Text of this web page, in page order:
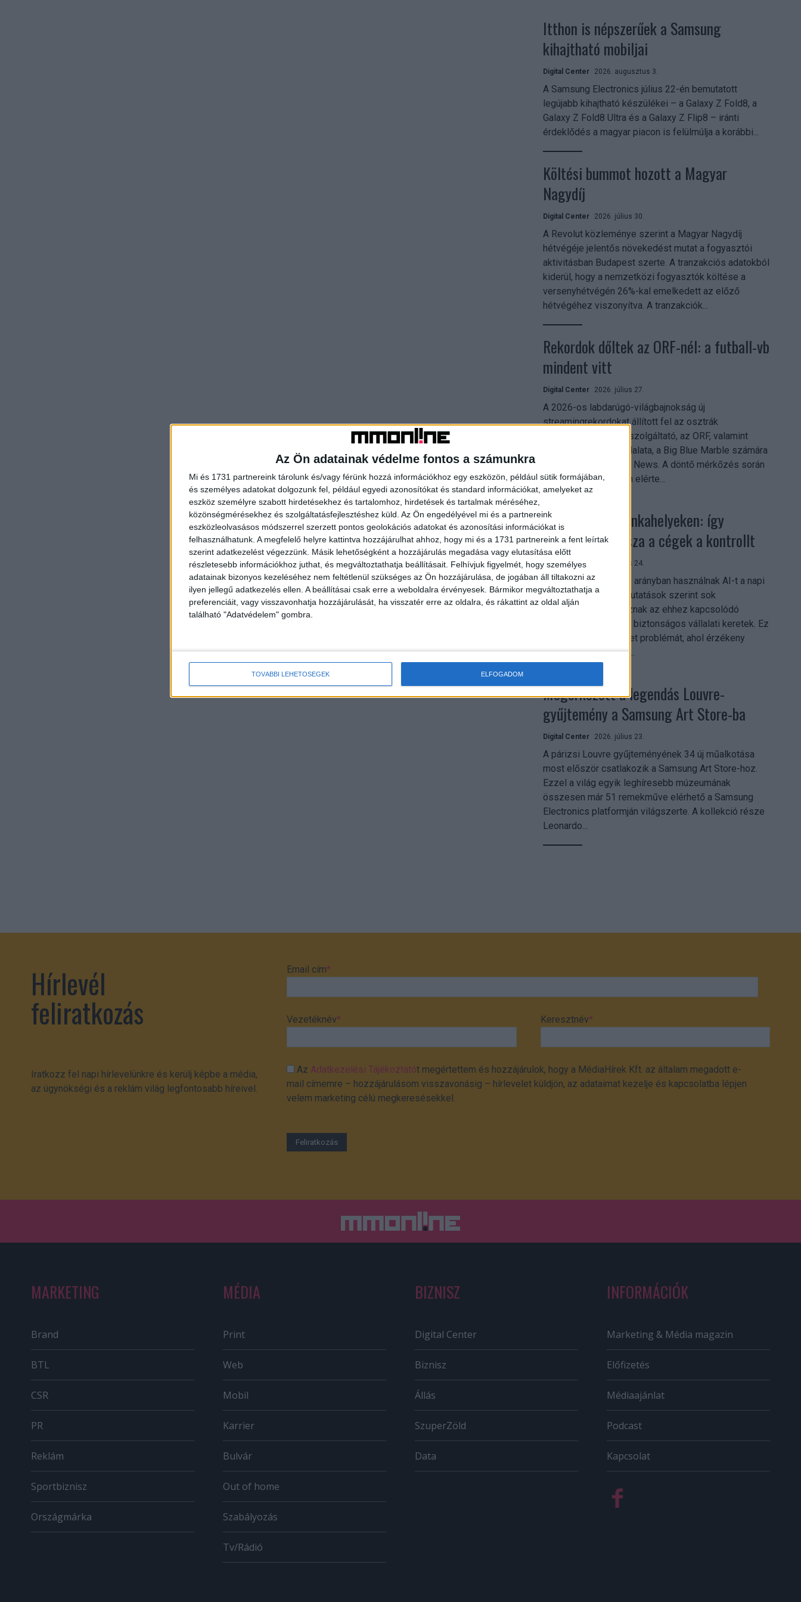
Az Ön adatainak védelme fontos a számunkra
Mi és 1731 partnereink tárolunk és/vagy férünk hozzá információkhoz egy eszközön, például sütik formájában,
és személyes adatokat dolgozunk fel, például egyedi azonosítókat és standard információkat, amelyeket az
eszköz személyre szabott hirdetésekhez és tartalomhoz, hirdetések és tartalmak méréséhez,
közönségmérésekhez és szolgáltatásfejlesztéshez küld. Az Ön engedélyével mi és a partnereink
eszközleolvasásos módszerrel szerzett pontos geolokációs adatokat és azonosítási információkat is
felhasználhatunk. A megfelelő helyre kattintva hozzájárulhat ahhoz, hogy mi és a 1731 partnereink a fent leírtak
szerint adatkezelést végezzünk. Másik lehetőségként a hozzájárulás megadása vagy elutasítása előtt
részletesebb információkhoz juthat, és megváltoztathatja beállításait. Felhívjuk figyelmét, hogy személyes
adatainak bizonyos kezeléséhez nem feltétlenül szükséges az Ön hozzájárulása, de jogában áll tiltakozni az
ilyen jellegű adatkezelés ellen. A beállításai csak erre a weboldalra érvényesek. Bármikor megváltoztathatja a
preferenciáit, vagy visszavonhatja hozzájárulását, ha visszatér erre az oldalra, és rákattint az oldal alján
található "Adatvédelem" gombra.
TOVÁBBI LEHETŐSÉGEK ELFOGADOM
Itthon is népszerűek a Samsung
kihajtható mobiljai
Digital Center 2026. augusztus 3.
A Samsung Electronics július 22-én bemutatott
legújabb kihajtható készülékei – a Galaxy Z Fold8, a
Galaxy Z Fold8 Ultra és a Galaxy Z Flip8 – iránti
érdeklődés a magyar piacon is felülmúlja a korábbi...
Költési bummot hozott a Magyar
Nagydíj
Digital Center 2026. július 30.
A Revolut közleménye szerint a Magyar Nagydíj
hétvégéje jelentős növekedést mutat a fogyasztói
aktivitásban Budapest szerte. A tranzakciós adatokból
kiderül, hogy a nemzetközi fogyasztók költése a
versenyhétvégén 26%-kal emelkedett az előző
hétvégéhez viszonyítva. A tranzakciók...
Rekordok dőltek az ORF-nél: a futball-vb
mindent vitt
Digital Center 2026. július 27.
A 2026-os labdarúgó-világbajnokság új
streamingrekordokat állított fel az osztrák
közszolgálati műsorszolgáltató, az ORF, valamint
technológiai leányvállalata, a Big Blue Marble számára
– írja a Broadband TV News. A döntő mérkőzés során
az átlagos nézőszám elérte...
Shadow AI a munkahelyeken: így
szerezhetik vissza a cégek a kontrollt
Digital Center 2026. július 24.
A munkavállalók nagy arányban használnak AI-t a napi
munkában, ám friss kutatások szerint sok
szervezetnél hiányoznak az ehhez kapcsolódó
világos irányelvek és biztonságos vállalati keretek. Ez
különösen ott jelenthet problémát, ahol érzékeny
üzleti információkkal...
Megérkezett a legendás Louvre-
gyűjtemény a Samsung Art Store-ba
Digital Center 2026. július 23.
A párizsi Louvre gyűjteményének 34 új műalkotása
most először csatlakozik a Samsung Art Store-hoz.
Ezzel a világ egyik leghíresebb múzeumának
összesen már 51 remekműve elérhető a Samsung
Electronics platformján világszerte. A kollekció része
Leonardo...
Hírlevél
feliratkozás
Iratkozz fel napi hírlevelünkre és kerülj képbe a média,
az ügynökségi és a reklám világ legfontosabb híreivel.
Email cím*
Vezetéknév* Keresztnév*
AzAdatkezelési Tájékoztatót megértettem és hozzájárulok, hogy a MédiaHírek Kft. az általam megadott e-
mail címemre – hozzájárulásom visszavonásig – hírlevelet küldjön, az adataimat kezelje és kapcsolatba lépjen
velem marketing célú megkeresésekkel.
MARKETING
Brand
BTL
CSR
PR
Reklám
Sportbiznisz
Országmárka
MÉDIA
Print
Web
Mobil
Karrier
Bulvár
Out of home
Szabályozás
Tv/Rádió
BIZNISZ
Digital Center
Biznisz
Állás
SzuperZöld
Data
INFORMÁCIÓK
Marketing & Média magazin
Előfizetés
Médiaajánlat
Podcast
Kapcsolat